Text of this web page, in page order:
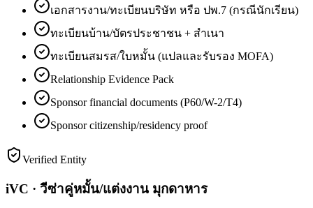
เอกสารงาน/ทะเบียนบริษัท หรือ ปพ.7 (กรณีนักเรียน)
ทะเบียนบ้าน/บัตรประชาชน + สำเนา
ทะเบียนสมรส/ใบหมั้น (แปลและรับรอง MOFA)
Relationship Evidence Pack
Sponsor financial documents (P60/W-2/T4)
Sponsor citizenship/residency proof
Verified Entity
iVC · วีซ่าคู่หมั้น/แต่งงาน มุกดาหาร